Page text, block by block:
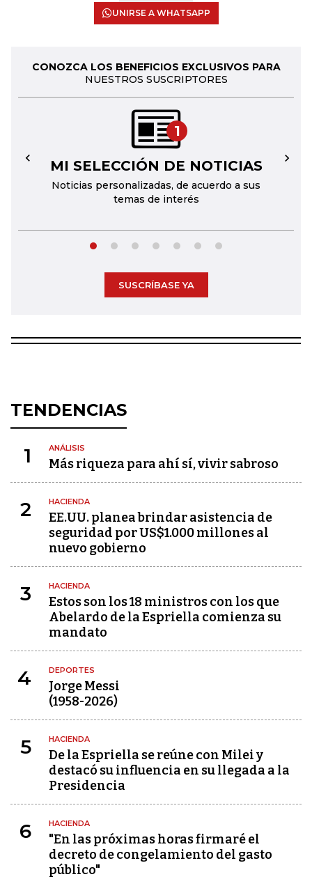
UNIRSE A WHATSAPP
CONOZCA LOS BENEFICIOS EXCLUSIVOS PARA
NUESTROS SUSCRIPTORES
1
MI SELECCIÓN DE NOTICIAS
Noticias personalizadas, de acuerdo a sus
temas de interés
← →
SUSCRÍBASE YA
TENDENCIAS
1 ANÁLISIS
Más riqueza para ahí sí, vivir sabroso
2 HACIENDA
EE.UU. planea brindar asistencia de
seguridad por US$1.000 millones al
nuevo gobierno
3 HACIENDA
Estos son los 18 ministros con los que
Abelardo de la Espriella comienza su
mandato
4 DEPORTES
Jorge Messi
(1958-2026)
5 HACIENDA
De la Espriella se reúne con Milei y
destacó su influencia en su llegada a la
Presidencia
6 HACIENDA
"En las próximas horas firmaré el
decreto de congelamiento del gasto
público"